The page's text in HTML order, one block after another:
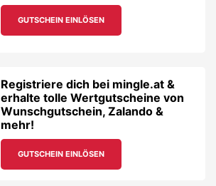
GUTSCHEIN EINLÖSEN
Registriere dich bei mingle.at &
erhalte tolle Wertgutscheine von
Wunschgutschein, Zalando &
mehr!
GUTSCHEIN EINLÖSEN